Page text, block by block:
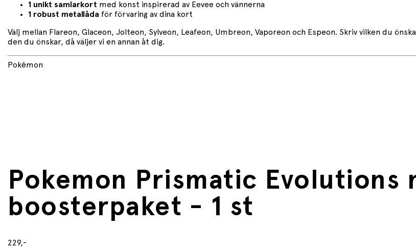
1 unikt samlarkort med konst inspirerad av Eevee och vännerna
1 robust metallåda för förvaring av dina kort
Välj mellan Flareon, Glaceon, Jolteon, Sylveon, Leafeon, Umbreon, Vaporeon och Espeon. Skriv vilken du
den du önskar, då väljer vi en annan åt dig.
Pokémon
Pokemon Prismatic Evolutions
boosterpaket - 1 st
229,-